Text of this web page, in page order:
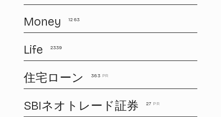
Money 1263
Life 2339
住宅ローン 363 PR
SBIネオトレード証券 27 PR